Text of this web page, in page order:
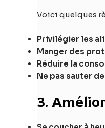
Voici quelques
Privilégier les
Manger des
Réduire la
Ne pas sauter
3.